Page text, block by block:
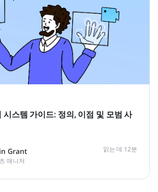
시스템 가이드: 정의, 이점 및 모범 사
Grant
매니저
읽는 데 12분